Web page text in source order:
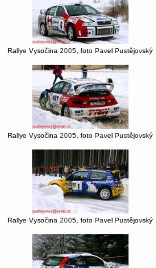
Rallye Vysočina 2005, foto Pavel Pustějovský
Rallye Vysočina 2005, foto Pavel Pustějovský
Rallye Vysočina 2005, foto Pavel Pustějovský